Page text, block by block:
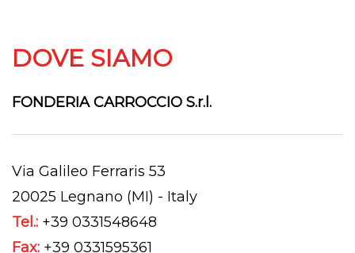
DOVE SIAMO
FONDERIA CARROCCIO S.r.l.
Via Galileo Ferraris 53
20025 Legnano (MI) - Italy
Tel.: +39 0331548648
Fax: +39 0331595361